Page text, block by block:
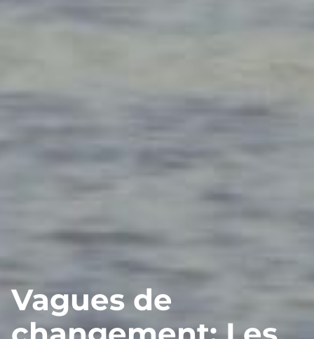
Vagues de